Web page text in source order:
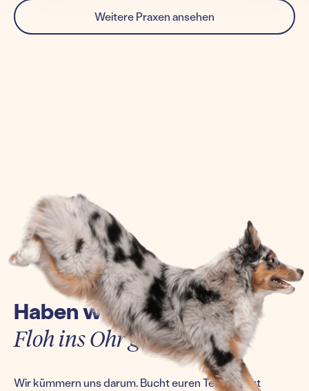
Weitere Praxen ansehen
Haben wir euch einen
Floh ins Ohr gesetzt?
Wir kümmern uns darum. Bucht euren Termin jetzt